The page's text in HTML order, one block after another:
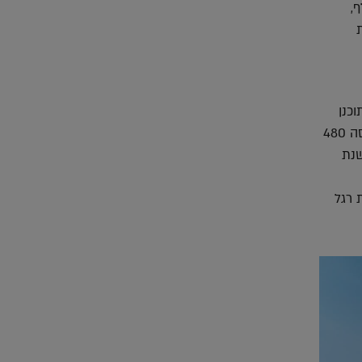
במטרה לחבר את מרכז העיר לאזור המפרץ, שממוקם כשבעה קילומטרים ממנו. הפרויקט, מכסה 480
רגל